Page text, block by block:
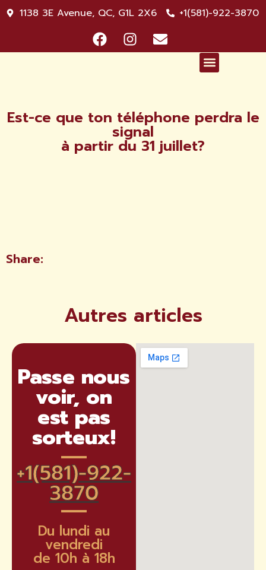
1138 3E Avenue, QC, G1L 2X6 +1(581)-922-3870
Est-ce que ton téléphone perdra le
signal
à partir du 31 juillet?
Share:
Autres articles
Passe nous
voir, on
est pas
sorteux!
+1(581)-922-
3870​
Du lundi au
vendredi
de 10h à 18h